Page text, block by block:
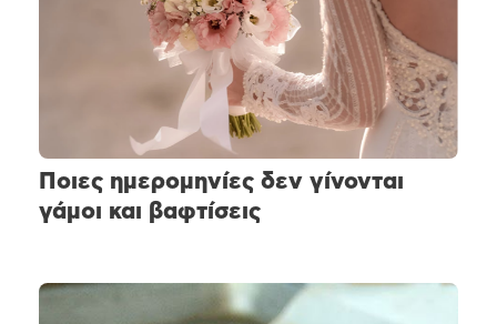
Ποιες ημερομηνίες δεν γίνονται
γάμοι και βαφτίσεις